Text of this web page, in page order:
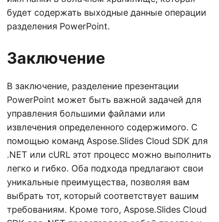
будет содержать выходные данные операции
разделения PowerPoint.
Заключение
В заключение, разделение презентации
PowerPoint может быть важной задачей для
управления большими файлами или
извлечения определенного содержимого. С
помощью команд Aspose.Slides Cloud SDK для
.NET или cURL этот процесс можно выполнить
легко и гибко. Оба подхода предлагают свои
уникальные преимущества, позволяя вам
выбрать тот, который соответствует вашим
требованиям. Кроме того, Aspose.Slides Cloud